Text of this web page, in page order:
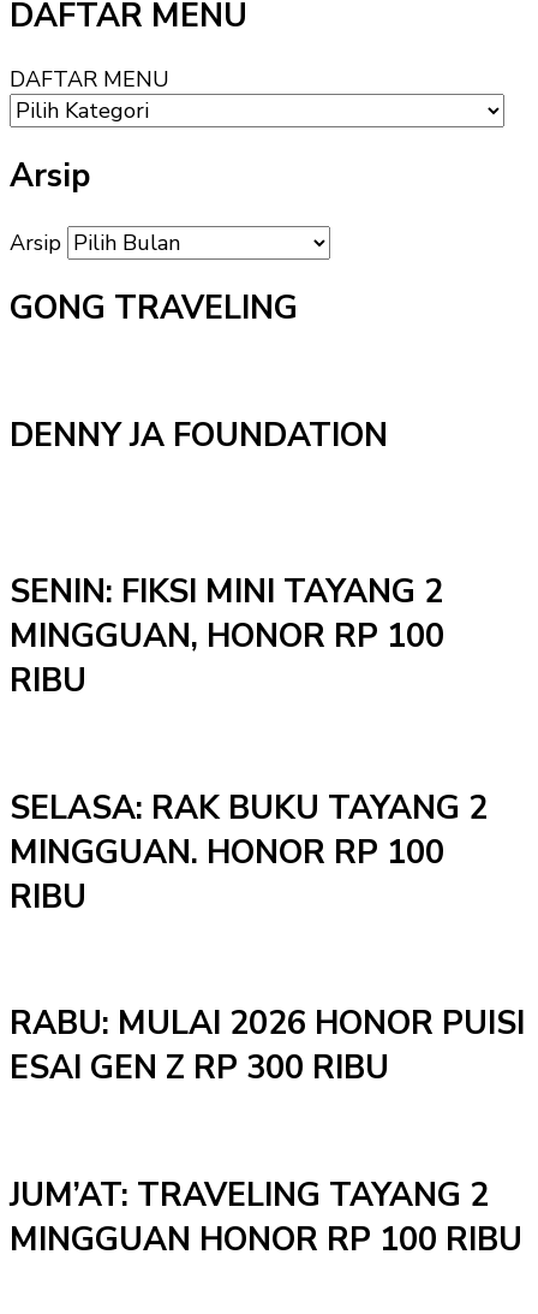
DAFTAR MENU
DAFTAR MENU
Arsip
Arsip
GONG TRAVELING
DENNY JA FOUNDATION
SENIN: FIKSI MINI TAYANG 2
MINGGUAN, HONOR RP 100
RIBU
SELASA: RAK BUKU TAYANG 2
MINGGUAN. HONOR RP 100
RIBU
RABU: MULAI 2026 HONOR PUISI
ESAI GEN Z RP 300 RIBU
JUM’AT: TRAVELING TAYANG 2
MINGGUAN HONOR RP 100 RIBU